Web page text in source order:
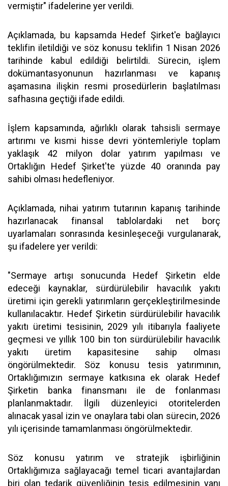
vermiştir" ifadelerine yer verildi.
Açıklamada, bu kapsamda Hedef Şirket'e bağlayıcı
teklifin iletildiği ve söz konusu teklifin 1 Nisan 2026
tarihinde kabul edildiği belirtildi. Sürecin, işlem
dokümantasyonunun hazırlanması ve kapanış
aşamasına ilişkin resmi prosedürlerin başlatılması
safhasına geçtiği ifade edildi.
İşlem kapsamında, ağırlıklı olarak tahsisli sermaye
artırımı ve kısmi hisse devri yöntemleriyle toplam
yaklaşık 42 milyon dolar yatırım yapılması ve
Ortaklığın Hedef Şirket'te yüzde 40 oranında pay
sahibi olması hedefleniyor.
Açıklamada, nihai yatırım tutarının kapanış tarihinde
hazırlanacak finansal tablolardaki net borç
uyarlamaları sonrasında kesinleşeceği vurgulanarak,
şu ifadelere yer verildi:
"Sermaye artışı sonucunda Hedef Şirketin elde
edeceği kaynaklar, sürdürülebilir havacılık yakıtı
üretimi için gerekli yatırımların gerçekleştirilmesinde
kullanılacaktır. Hedef Şirketin sürdürülebilir havacılık
yakıtı üretimi tesisinin, 2029 yılı itibarıyla faaliyete
geçmesi ve yıllık 100 bin ton sürdürülebilir havacılık
yakıtı üretim kapasitesine sahip olması
öngörülmektedir. Söz konusu tesis yatırımının,
Ortaklığımızın sermaye katkısına ek olarak Hedef
Şirketin banka finansmanı ile de fonlanması
planlanmaktadır. İlgili düzenleyici otoritelerden
alınacak yasal izin ve onaylara tabi olan sürecin, 2026
yılı içerisinde tamamlanması öngörülmektedir.
Söz konusu yatırım ve stratejik işbirliğinin
Ortaklığımıza sağlayacağı temel ticari avantajlardan
biri olan tedarik güvenliğinin tesis edilmesinin yanı